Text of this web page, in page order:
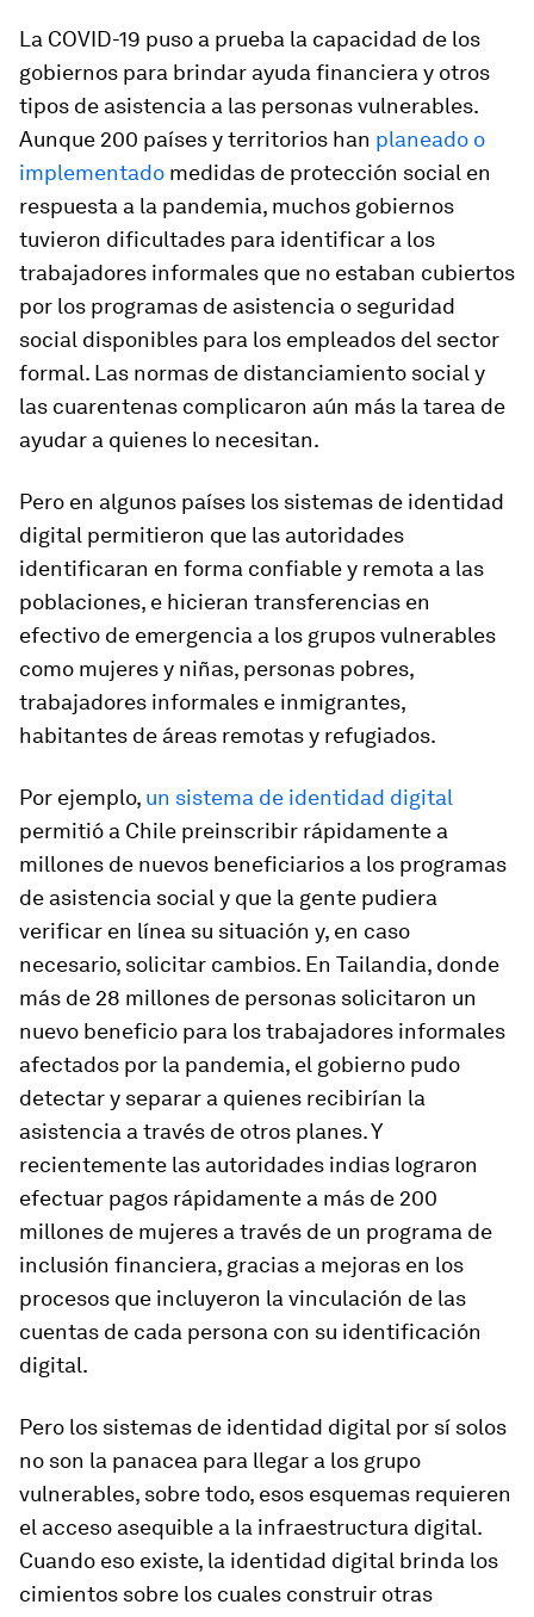
La COVID-19 puso a prueba la capacidad de los
gobiernos para brindar ayuda financiera y otros
tipos de asistencia a las personas vulnerables.
Aunque 200 países y territorios han planeado o
implementado medidas de protección social en
respuesta a la pandemia, muchos gobiernos
tuvieron dificultades para identificar a los
trabajadores informales que no estaban cubiertos
por los programas de asistencia o seguridad
social disponibles para los empleados del sector
formal. Las normas de distanciamiento social y
las cuarentenas complicaron aún más la tarea de
ayudar a quienes lo necesitan.
Pero en algunos países los sistemas de identidad
digital permitieron que las autoridades
identificaran en forma confiable y remota a las
poblaciones, e hicieran transferencias en
efectivo de emergencia a los grupos vulnerables
como mujeres y niñas, personas pobres,
trabajadores informales e inmigrantes,
habitantes de áreas remotas y refugiados.
Por ejemplo, un sistema de identidad digital
permitió a Chile preinscribir rápidamente a
millones de nuevos beneficiarios a los programas
de asistencia social y que la gente pudiera
verificar en línea su situación y, en caso
necesario, solicitar cambios. En Tailandia, donde
más de 28 millones de personas solicitaron un
nuevo beneficio para los trabajadores informales
afectados por la pandemia, el gobierno pudo
detectar y separar a quienes recibirían la
asistencia a través de otros planes. Y
recientemente las autoridades indias lograron
efectuar pagos rápidamente a más de 200
millones de mujeres a través de un programa de
inclusión financiera, gracias a mejoras en los
procesos que incluyeron la vinculación de las
cuentas de cada persona con su identificación
digital.
Pero los sistemas de identidad digital por sí solos
no son la panacea para llegar a los grupo
vulnerables, sobre todo, esos esquemas requieren
el acceso asequible a la infraestructura digital.
Cuando eso existe, la identidad digital brinda los
cimientos sobre los cuales construir otras